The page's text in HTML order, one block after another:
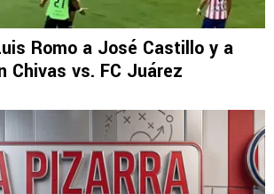
Romo a José Castillo y a
Chivas vs. FC Juárez